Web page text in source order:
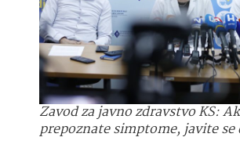
Zavod za javno zdravstvo KS:
prepoznate simptome, javite